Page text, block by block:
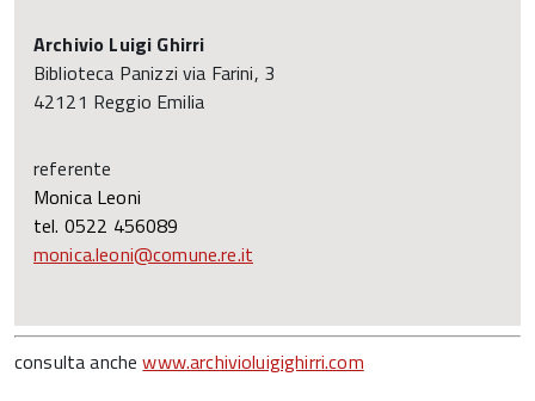
Archivio Luigi Ghirri
Biblioteca Panizzi via Farini, 3
42121 Reggio Emilia
referente
Monica Leoni
tel. 0522 456089
monica.leoni@comune.re.it
consulta anchewww.archivioluigighirri.com